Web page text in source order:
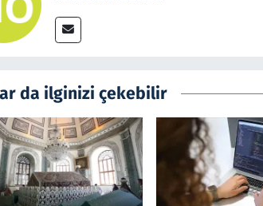
da ilginizi çekebilir